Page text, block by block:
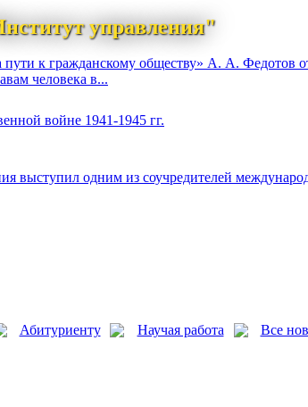
управления"
к гражданскому обществу» А. А. Федотов
человека в...
войне 1941-1945 гг.
выступил одним из соучредителей
Абитуриенту Научая работа Все